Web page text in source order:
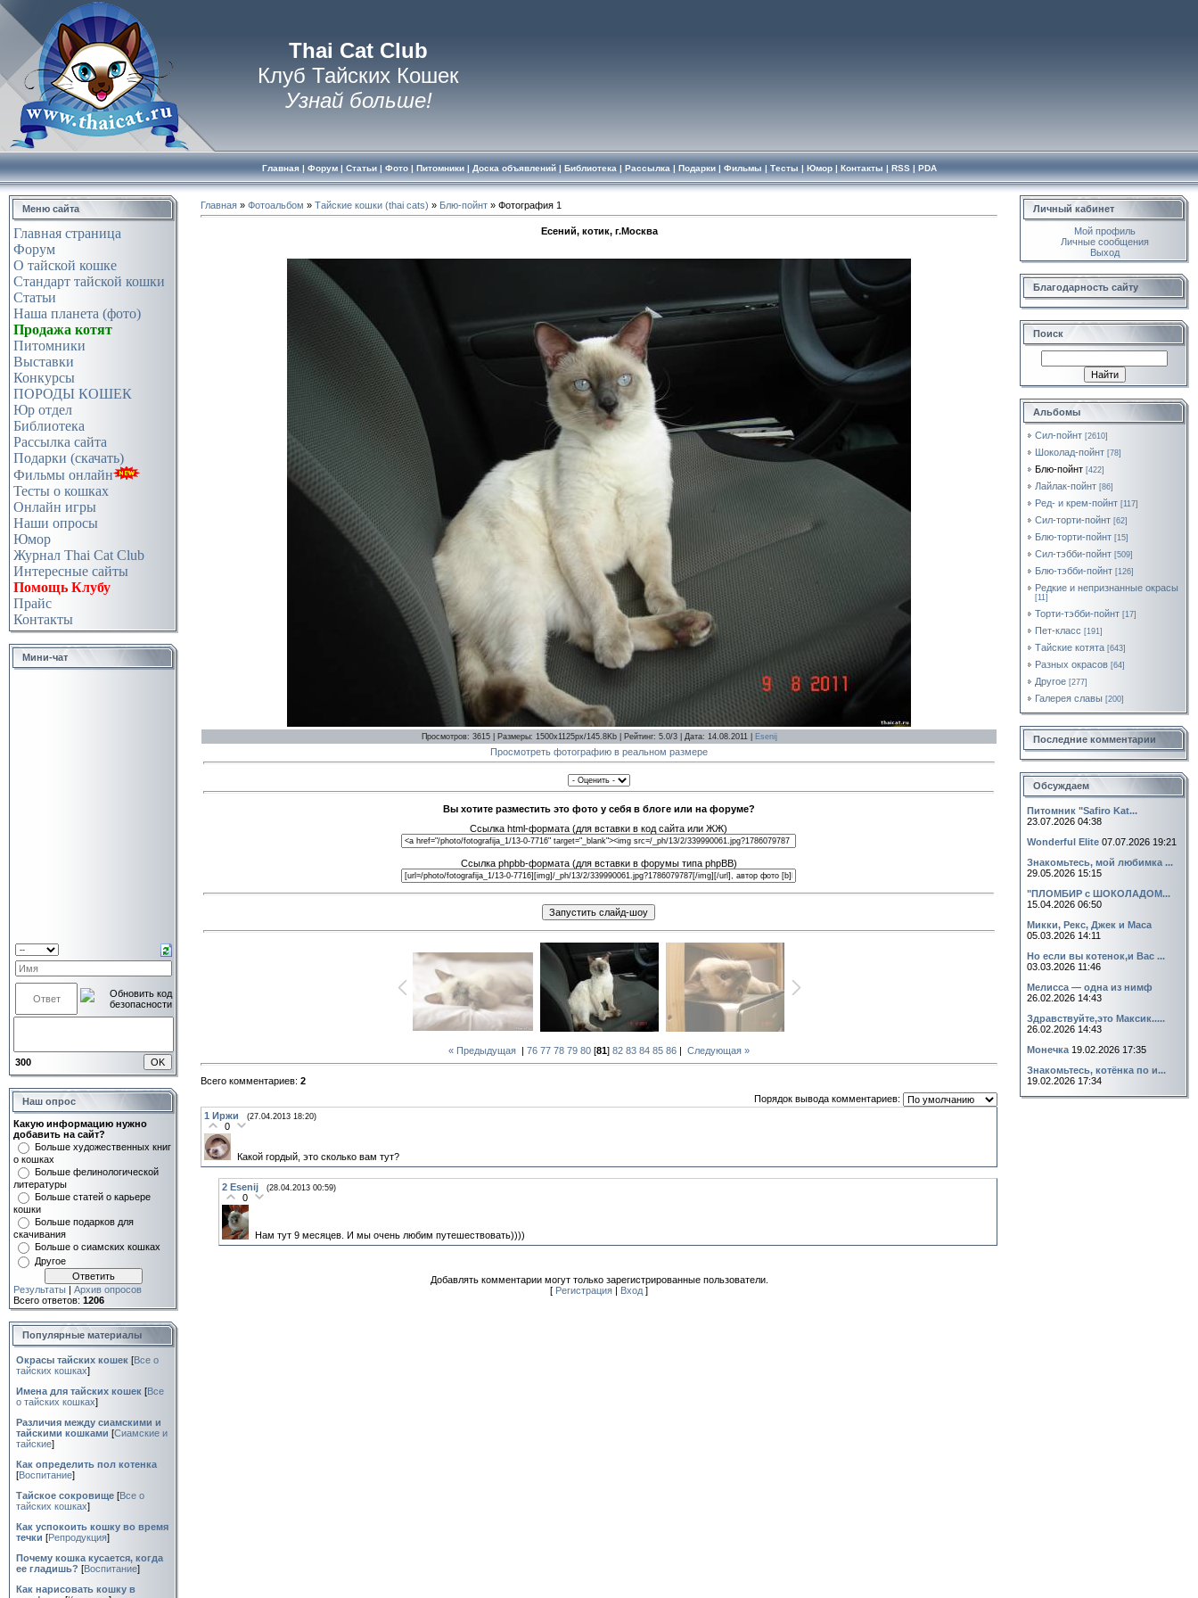
Thai Cat Club
Клуб Тайских Кошек
Узнай больше!
Главная| Форум| Статьи| Фото| Питомники| Доска объявлений| Библиотека | Рассылка | Подарки| Фильмы | Тесты | Юмор| Контакты | RSS| PDA
Меню сайта
Главная страница
Форум
О тайской кошке
Стандарт тайской кошки
Статьи
Наша планета (фото)
Продажа котят
Питомники
Выставки
Конкурсы
ПОРОДЫ КОШЕК
Юр отдел
Библиотека
Рассылка сайта
Подарки (скачать)
Фильмы онлайн
Тесты о кошках
Онлайн игры
Наши опросы
Юмор
Журнал Thai Cat Club
Интересные сайты
Помощь Клубу
Прайс
Контакты
Мини-чат
300
Наш опрос
Какую информацию нужно
добавить на сайт?
Больше художественных книг
о кошках
Больше фелинологической
литературы
Больше статей о карьере
кошки
Больше подарков для
скачивания
Больше о сиамских кошках
Другое
Результаты | Архив опросов
Всего ответов: 1206
Популярные материалы
Окрасы тайских кошек [Все о
тайских кошках]
Имена для тайских кошек [Все
о тайских кошках]
Различия между сиамскими и
тайскими кошками [Сиамские и
тайские]
Как определить пол котенка
[Воспитание]
Тайское сокровище [Все о
тайских кошках]
Как успокоить кошку во время
течки [Репродукция]
Почему кошка кусается, когда
ее гладишь? [Воспитание]
Как нарисовать кошку в
Главная » Фотоальбом » Тайские кошки (thai cats) » Блю-пойнт » Фотография 1
Есений, котик, г.Москва
Просмотров: 3615 | Размеры: 1500x1125px/145.8Kb | Рейтинг: 5.0/3 | Дата: 14.08.2011 | Esenij
Просмотреть фотографию в реальном размере
Вы хотите разместить это фото у себя в блоге или на форуме?
Ссылка html-формата (для вставки в код сайта или ЖЖ)
Ссылка phpbb-формата (для вставки в форумы типа phpBB)
« Предыдущая | 76 77 78 79 80 [81] 82 83 84 85 86 | Следующая »
Всего комментариев: 2
Порядок вывода комментариев:
1
Иржи (27.04.2013 18:20)
0
Какой гордый, это сколько вам тут?
2 Esenij (28.04.2013 00:59)
0
Нам тут 9 месяцев. И мы очень любим путешествовать))))
Добавлять комментарии могут только зарегистрированные пользователи.
[ Регистрация Вход ]
Личный кабинет
Мой профиль
Личные сообщения
Выход
Благодарность сайту
Поиск
Альбомы
Сил-пойнт [2610]
Шоколад-пойнт [78]
Блю-пойнт [422]
Лайлак-пойнт [86]
Ред- и крем-пойнт [117]
Сил-торти-пойнт [62]
Блю-торти-пойнт [15]
Сил-тэбби-пойнт [509]
Блю-тэбби-пойнт [126]
Редкие и непризнанные окрасы
[11]
Торти-тэбби-пойнт [17]
Пет-класс [191]
Тайские котята [643]
Разных окрасов [64]
Другое [277]
Галерея славы [200]
Последние комментарии
Обсуждаем
Питомник "Safiro Kat...
23.07.2026 04:38
Wonderful Elite 07.07.2026 19:21
Знакомьтесь, мой любимка ...
29.05.2026 15:15
"ПЛОМБИР с ШОКОЛАДОМ...
15.04.2026 06:50
Микки, Рекс, Джек и Маса
05.03.2026 14:11
Но если вы котенок,и Вас ...
03.03.2026 11:46
Мелисса — одна из нимф
26.02.2026 14:43
Здравствуйте,это Максик.....
26.02.2026 14:43
Монечка 19.02.2026 17:35
Знакомьтесь, котёнка по и...
19.02.2026 17:34